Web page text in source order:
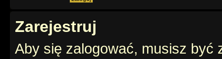
Zarejestruj
Aby się zalogować, musisz być